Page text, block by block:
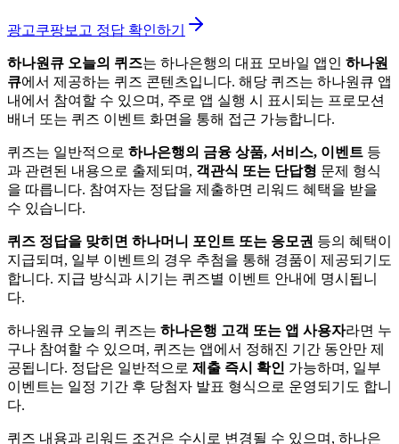
광고쿠팡보고 정답 확인하기
하나원큐 오늘의 퀴즈는 하나은행의 대표 모바일 앱인 하나원
큐에서 제공하는 퀴즈 콘텐츠입니다. 해당 퀴즈는 하나원큐 앱
내에서 참여할 수 있으며, 주로 앱 실행 시 표시되는 프로모션
배너 또는 퀴즈 이벤트 화면을 통해 접근 가능합니다.
퀴즈는 일반적으로 하나은행의 금융 상품, 서비스, 이벤트 등
과 관련된 내용으로 출제되며, 객관식 또는 단답형 문제 형식
을 따릅니다. 참여자는 정답을 제출하면 리워드 혜택을 받을
수 있습니다.
퀴즈 정답을 맞히면 하나머니 포인트 또는 응모권 등의 혜택이
지급되며, 일부 이벤트의 경우 추첨을 통해 경품이 제공되기도
합니다. 지급 방식과 시기는 퀴즈별 이벤트 안내에 명시됩니
다.
하나원큐 오늘의 퀴즈는 하나은행 고객 또는 앱 사용자라면 누
구나 참여할 수 있으며, 퀴즈는 앱에서 정해진 기간 동안만 제
공됩니다. 정답은 일반적으로 제출 즉시 확인 가능하며, 일부
이벤트는 일정 기간 후 당첨자 발표 형식으로 운영되기도 합니
다.
퀴즈 내용과 리워드 조건은 수시로 변경될 수 있으며, 하나은